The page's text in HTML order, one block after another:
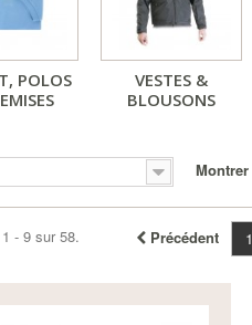
POLOS
VESTES &
BLOUSONS
Montrer
Précédent 1
- 9 sur 58.